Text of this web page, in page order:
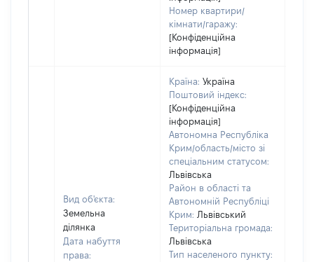
Номер квартири/
кімнати/гаражу:
[Конфіденційна
інформація]
Вид об'єкта:
Земельна
ділянка
Дата набуття
права:
Країна: Україна
Поштовий індекс:
[Конфіденційна
інформація]
Автономна Республіка
Крим/область/місто зі
спеціальним статусом:
Львівська
Район в області та
Автономній Республіці
Крим: Львівський
Територіальна громада:
Львівська
Тип населеного пункту: